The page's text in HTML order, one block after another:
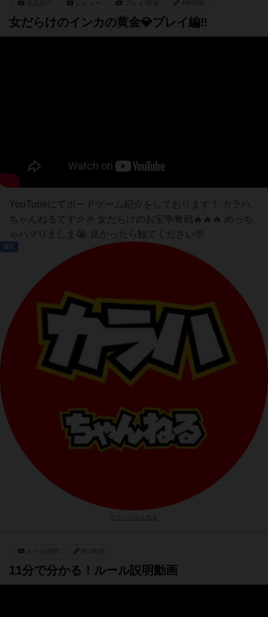
作品紹介 4年弱前
女だらけのインカの黄金💎プレイ編‼️
YouTubeにてボードゲーム紹介をしております！ カラハ
ちゃんねるです🎉🎉 女だらけのお宝争奪戦🔥🔥🔥 めっち
ゃハマりましま😭 良かったら観てください🎊
国王
約3年前
11分で分かる！ルール説明動画